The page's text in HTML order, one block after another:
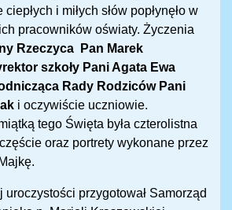
i miłych słów popłynęło w
pracowników oświaty. Życzenia
Rzeczyca Pan Marek
szkoły Pani Agata Ewa
Rady Rodziców Pani
i oczywiście uczniowie.
tego Święta była czterolistna
oraz portrety wykonane przez
uroczystości przygotował Samorząd